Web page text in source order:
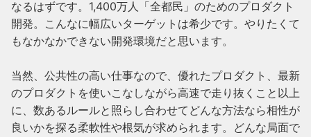
なるはずです。1,400万人「全都民」のためのプロダクト
開発。こんなに幅広いターゲットは希少です。やりたくて
もなかなかできない開発環境だと思います。
当然、公共性の高い仕事なので、優れたプロダクト、最新
のプロダクトを使いこなしながら高速で走り抜くこと以上
に、数あるルールと照らし合わせてどんな方法なら相性が
良いかを探る柔軟性や根気が求められます。どんな局面で